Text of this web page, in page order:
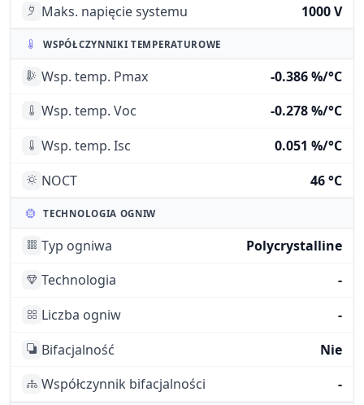
Maks. napięcie systemu
1000 V
WSPÓŁCZYNNIKI TEMPERATUROWE
Wsp. temp. Pmax
-0.386 %/°C
Wsp. temp. Voc
-0.278 %/°C
Wsp. temp. Isc
0.051 %/°C
NOCT
46 °C
TECHNOLOGIA OGNIW
Typ ogniwa
Polycrystalline
Technologia
-
Liczba ogniw
-
Bifacjalność
Nie
Współczynnik bifacjalności
-